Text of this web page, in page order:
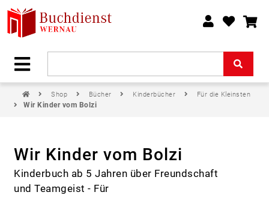
Shop Bücher Kinderbücher Für die Kleinsten
Wir Kinder vom Bolzi
Wir Kinder vom Bolzi
Kinderbuch ab 5 Jahren über Freundschaft
und Teamgeist - Für